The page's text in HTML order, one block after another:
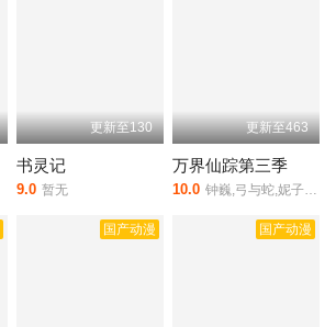
更新至130
书灵记
9.0 暂无
更新至463
万界仙踪第三季
10.0 钟巍,弓与蛇,妮子,袁明清
国产动漫 国产动漫